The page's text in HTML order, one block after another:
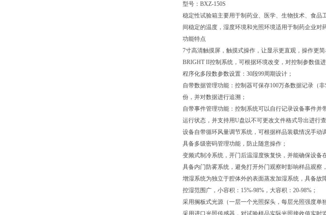
型号：BXZ-150S
稳定性试验箱主要用于制药业、医学、生物技术、食
间稳定的温度，湿度环境和光照环境适用于制药企业对
功能特点
7寸高清触摸屏，触摸式操作，让显示更直观，操作更简
BRIGHT II控制系统，可根据环境改变，对控制参数值进
程序化多段数参数设置：30段99周期设计；
自带数据管理功能：控制器可保存100万条数据记录（
份，并对数据进行追溯；
自带事件管理功能：控制系统可以自行记录设备事件
运行状态，并支持用U盘以不可更改文件格式导出进行
设备自带循环风量调节系统，可根据样品装载情况手动
具备多级密码管理功能，防止随意操作；
变频式制冷系统，开门后温湿度恢复快，并能确保设备
具备内门防雾系统，避免打开外门观察时影响样品观察
增湿系统为独立于腔体外的表面蒸发加湿系统，具备故
控湿范围广，小容积：15%-98%，大容积：20-98%；
采用搁板式光源（一层一个光照探头，每层光照强度单
采用进口光照传感器，对试验样品实际光照接收值实时